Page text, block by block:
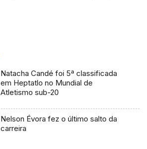
Natacha Candé foi 5ª classificada
em Heptatlo no Mundial de
Atletismo sub-20
Nelson Évora fez o último salto da
carreira